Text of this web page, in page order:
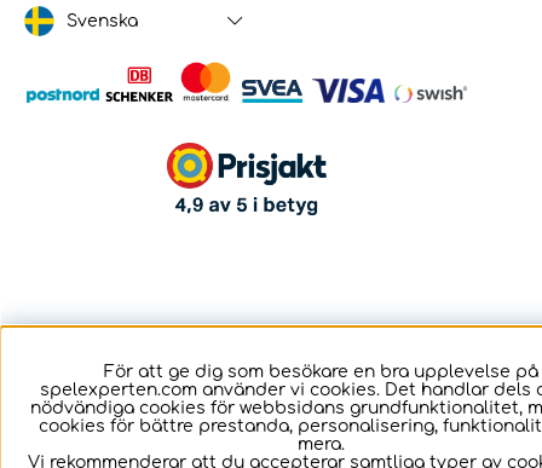
Svenska
För att ge dig som besökare en bra upplevelse på
spelexperten.com använder vi cookies. Det handlar dels
nödvändiga cookies för webbsidans grundfunktionalitet,
cookies för bättre prestanda, personalisering,
mera.
Vi rekommenderar att du accepterar samtliga typer av